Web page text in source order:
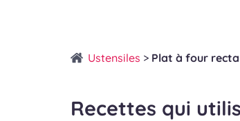
Ustensiles > Plat à four
Recettes qui